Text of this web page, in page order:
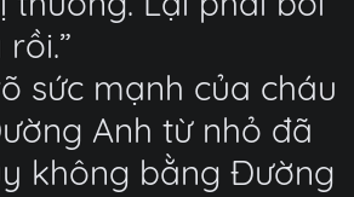
sức mạnh của cháu
Anh từ nhỏ đã
không bằng Đường